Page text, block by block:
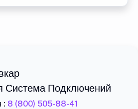
Система Подключений
: 8 (800) 505-88-41